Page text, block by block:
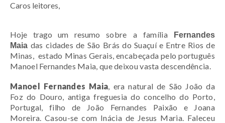
Caros leitores,
Hoje trago um resumo sobre a família
Fernandes
Maia das cidades de São Brás do Suaçuí e Entre Rios de
Minas, estado Minas Gerais, encabeçada pelo português
Manoel Fernandes Maia, que deixou vasta descendência.
Manoel Fernandes Maia, era natural de São João da
Foz do Douro, antiga freguesia do concelho do Porto,
Portugal, filho de João Fernandes Paixão e Joana
Moreira. Casou-se com Inácia de Jesus Maria. Faleceu